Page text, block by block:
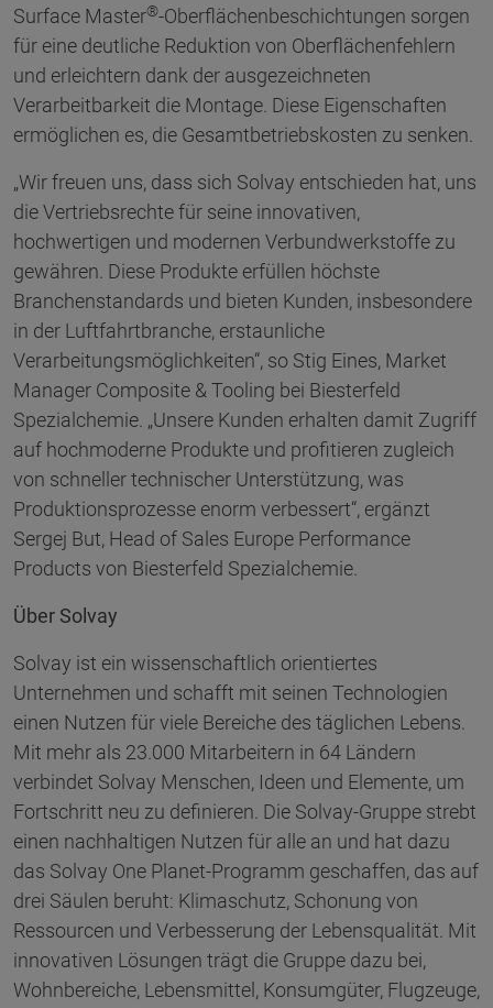
Surface Master®-Oberflächenbeschichtungen sorgen
für eine deutliche Reduktion von Oberflächenfehlern
und erleichtern dank der ausgezeichneten
Verarbeitbarkeit die Montage. Diese Eigenschaften
ermöglichen es, die Gesamtbetriebskosten zu senken.
„Wir freuen uns, dass sich Solvay entschieden hat, uns
die Vertriebsrechte für seine innovativen,
hochwertigen und modernen Verbundwerkstoffe zu
gewähren. Diese Produkte erfüllen höchste
Branchenstandards und bieten Kunden, insbesondere
in der Luftfahrtbranche, erstaunliche
Verarbeitungsmöglichkeiten“, so Stig Eines, Market
Manager Composite & Tooling bei Biesterfeld
Spezialchemie. „Unsere Kunden erhalten damit Zugriff
auf hochmoderne Produkte und profitieren zugleich
von schneller technischer Unterstützung, was
Produktionsprozesse enorm verbessert“, ergänzt
Sergej But, Head of Sales Europe Performance
Products von Biesterfeld Spezialchemie.
Über Solvay
Solvay ist ein wissenschaftlich orientiertes
Unternehmen und schafft mit seinen Technologien
einen Nutzen für viele Bereiche des täglichen Lebens.
Mit mehr als 23.000 Mitarbeitern in 64 Ländern
verbindet Solvay Menschen, Ideen und Elemente, um
Fortschritt neu zu definieren. Die Solvay-Gruppe strebt
einen nachhaltigen Nutzen für alle an und hat dazu
das Solvay One Planet-Programm geschaffen, das auf
drei Säulen beruht: Klimaschutz, Schonung von
Ressourcen und Verbesserung der Lebensqualität. Mit
innovativen Lösungen trägt die Gruppe dazu bei,
Wohnbereiche, Lebensmittel, Konsumgüter, Flugzeuge,